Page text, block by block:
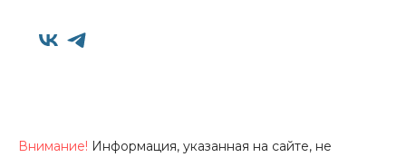
Внимание! Информация, указанная на сайте, не